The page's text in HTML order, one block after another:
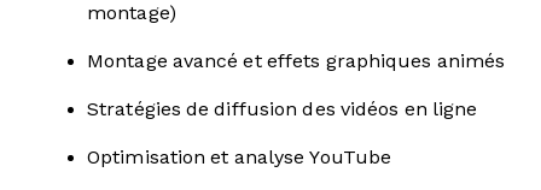
montage)
Montage avancé et effets graphiques animés
Stratégies de diffusion des vidéos en ligne
Optimisation et analyse YouTube